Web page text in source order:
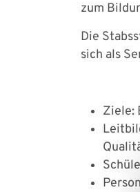
zum
Die
sich als
Ziele: